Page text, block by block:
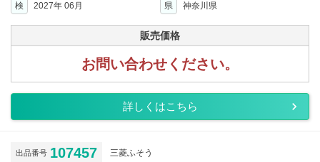
検
2027年 06月 県 神奈川県
販売価格
お問い合わせください。
詳しくはこちら
出品番号 107457 三菱ふそう